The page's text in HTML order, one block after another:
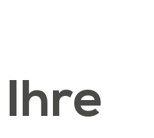
Ihre